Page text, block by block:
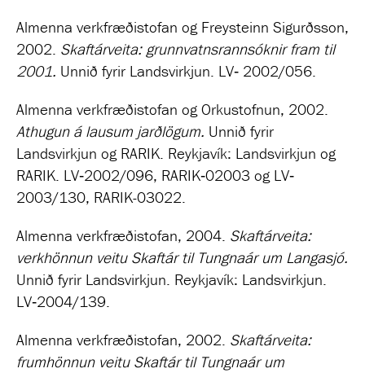
Almenna verkfræðistofan og Freysteinn Sigurðsson,
2002. Skaftárveita: grunnvatnsrannsóknir fram til
2001. Unnið fyrir Landsvirkjun. LV‐ 2002/056.
Almenna verkfræðistofan og Orkustofnun, 2002.
Athugun á lausum jarðlögum. Unnið fyrir
Landsvirkjun og RARIK. Reykjavík: Landsvirkjun og
RARIK. LV‐2002/096, RARIK‐02003 og LV‐
2003/130, RARIK-03022.
Almenna verkfræðistofan, 2004. Skaftárveita:
verkhönnun veitu Skaftár til Tungnaár um Langasjó.
Unnið fyrir Landsvirkjun. Reykjavík: Landsvirkjun.
LV‐2004/139.
Almenna verkfræðistofan, 2002. Skaftárveita:
frumhönnun veitu Skaftár til Tungnaár um